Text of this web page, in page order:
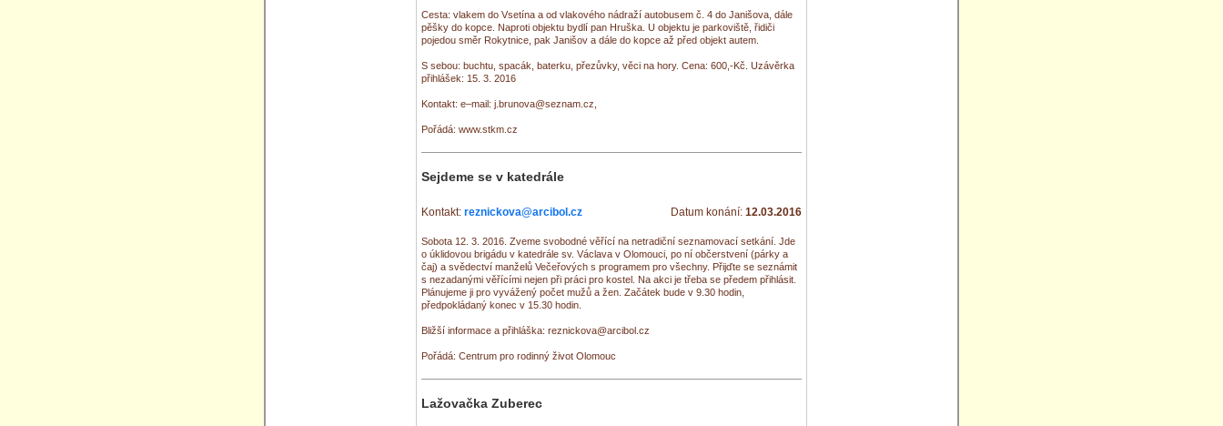
Cesta: vlakem do Vsetína a od vlakového nádraží autobusem č. 4 do Janišova, dále
pěšky do kopce. Naproti objektu bydlí pan Hruška. U objektu je parkoviště, řidiči
pojedou směr Rokytnice, pak Janišov a dále do kopce až před objekt autem.
S sebou: buchtu, spacák, baterku, přezůvky, věci na hory. Cena: 600,-Kč. Uzávěrka
přihlášek: 15. 3. 2016
Kontakt: e–mail: j.brunova@seznam.cz,
Pořádá: www.stkm.cz
Sejdeme se v katedrále
Kontakt: reznickova@arcibol.cz Datum konání: 12.03.2016
Sobota 12. 3. 2016. Zveme svobodné věřící na netradiční seznamovací setkání. Jde
o úklidovou brigádu v katedrále sv. Václava v Olomouci, po ní občerstvení (párky a
čaj) a svědectví manželů Večeřových s programem pro všechny. Přijďte se seznámit
s nezadanými věřícími nejen při práci pro kostel. Na akci je třeba se předem přihlásit.
Plánujeme ji pro vyvážený počet mužů a žen. Začátek bude v 9.30 hodin,
předpokládaný konec v 15.30 hodin.
Bližší informace a přihláška: reznickova@arcibol.cz
Pořádá: Centrum pro rodinný život Olomouc
Lažovačka Zuberec